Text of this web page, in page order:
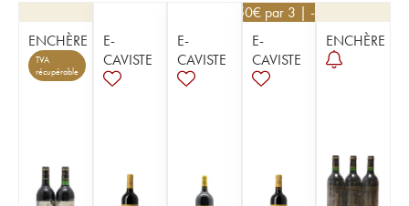
ENCHÈRE
TVA
récupérable
E-
CAVISTE
E-
CAVISTE
22,50€ par 3 | -10%
E-
CAVISTE
ENCHÈRE